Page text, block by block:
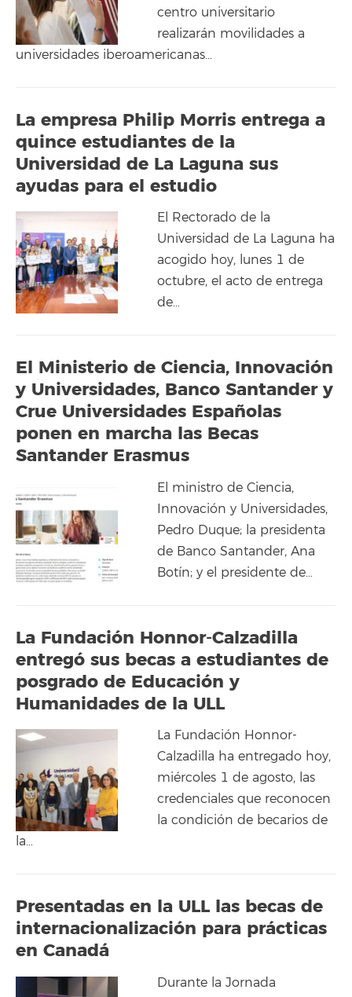
centro universitario
realizarán movilidades a
universidades iberoamericanas…
La empresa Philip Morris entrega a
quince estudiantes de la
Universidad de La Laguna sus
ayudas para el estudio
El Rectorado de la
Universidad de La Laguna ha
acogido hoy, lunes 1 de
octubre, el acto de entrega
de…
El Ministerio de Ciencia, Innovación
y Universidades, Banco Santander y
Crue Universidades Españolas
ponen en marcha las Becas
Santander Erasmus
El ministro de Ciencia,
Innovación y Universidades,
Pedro Duque; la presidenta
de Banco Santander, Ana
Botín; y el presidente de…
La Fundación Honnor-Calzadilla
entregó sus becas a estudiantes de
posgrado de Educación y
Humanidades de la ULL
La Fundación Honnor-
Calzadilla ha entregado hoy,
miércoles 1 de agosto, las
credenciales que reconocen
la condición de becarios de
la…
Presentadas en la ULL las becas de
internacionalización para prácticas
en Canadá
Durante la Jornada